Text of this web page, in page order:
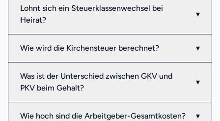
Lohnt sich ein Steuerklassenwechsel bei
Heirat?
▾
Wie wird die Kirchensteuer berechnet? ▾
Was ist der Unterschied zwischen GKV und
PKV beim Gehalt?
▾
Wie hoch sind die Arbeitgeber-Gesamtkosten? ▾